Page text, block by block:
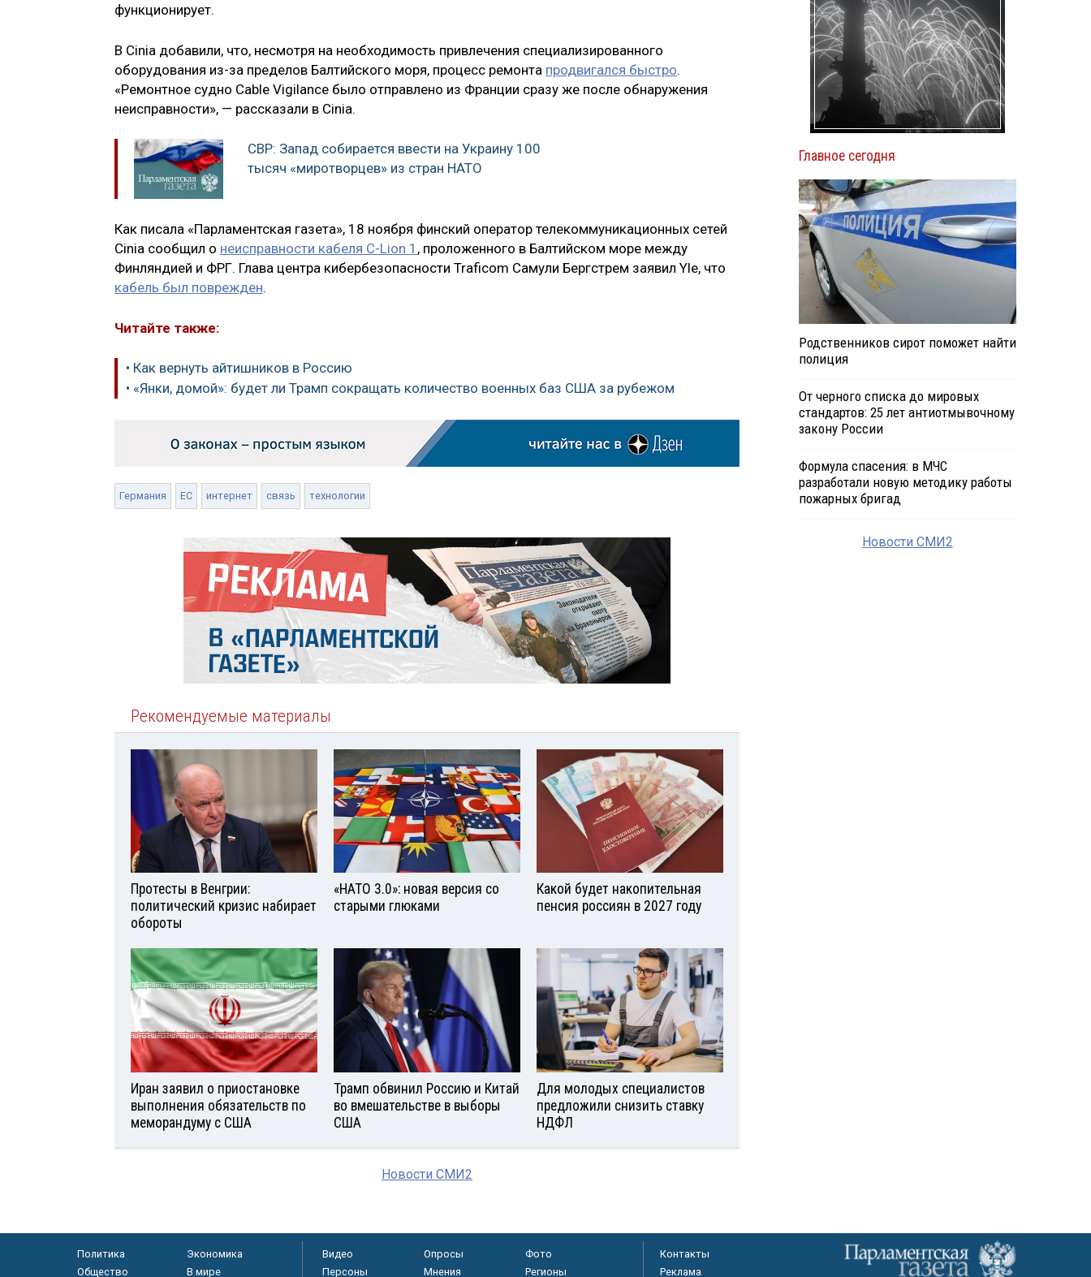
функционирует.
В Cinia добавили, что, несмотря на необходимость привлечения специализированного
оборудования из-за пределов Балтийского моря, процесс ремонта продвигался быстро.
«Ремонтное судно Cable Vigilance было отправлено из Франции сразу же после обнаружения
неисправности», — рассказали в Cinia.
СВР: Запад собирается ввести на Украину 100
тысяч «миротворцев» из стран НАТО
Как писала «Парламентская газета», 18 ноября финский оператор телекоммуникационных сетей
Cinia сообщил о неисправности кабеля C-Lion 1 , проложенного в Балтийском море между
Финляндией и ФРГ. Глава центра кибербезопасности Traficom Самули Бергстрем заявил Yle, что
кабель был поврежден.
Читайте также:
• Как вернуть айтишников в Россию
• «Янки, домой»: будет ли Трамп сокращать количество военных баз США за рубежом
Германия ЕС интернет связь технологии
Рекомендуемые материалы
Протесты в Венгрии:
политический кризис набирает
обороты
«НАТО 3.0»: новая версия со
старыми глюками
Какой будет накопительная
пенсия россиян в 2027 году
Иран заявил о приостановке
выполнения обязательств по
меморандуму с США
Трамп обвинил Россию и Китай
во вмешательстве в выборы
США
Для молодых специалистов
предложили снизить ставку
НДФЛ
Новости СМИ2
Главное сегодня
Родственников сирот поможет найти
полиция
От черного списка до мировых
стандартов: 25 лет антиотмывочному
закону России
Формула спасения: в МЧС
разработали новую методику работы
пожарных бригад
Новости СМИ2
Политика
Экономика
Общество
В мире
Видео Опросы
Фото
Персоны
Мнения Регионы
Контакты
Реклама